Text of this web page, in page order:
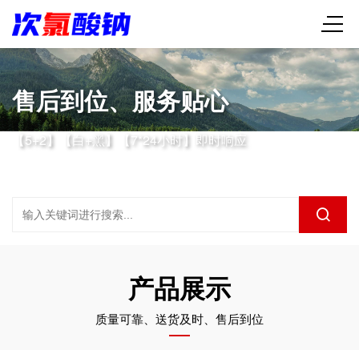
售后到位、服务贴心
【5+2】【白+黑】【7*24小时】即时响应
产品展示
质量可靠、送货及时、售后到位